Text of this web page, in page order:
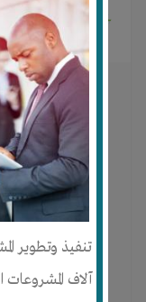
تنفيذ وتطوير
آلاف المشروعات
sohag
منذ 11 سنوات